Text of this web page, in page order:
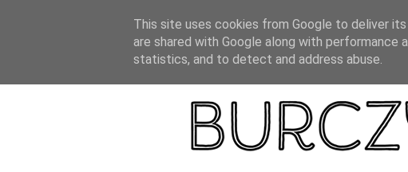
This site uses cookies from Google to deliver
are shared with Google along with
statistics, and to detect and address abuse.